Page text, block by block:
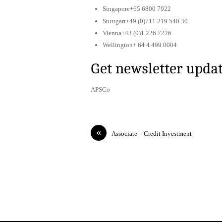
Singapore+65 6800 7922
Stuttgart+49 (0)711 219 540 30
Vienna+43 (0)1 226 7226
Wellington+ 64 4 499 0004
Get newsletter
APSCo
« Associate – Credit Investment